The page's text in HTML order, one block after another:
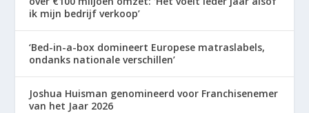
ik mijn bedrijf verkoop’
‘Bed-in-a-box domineert Europese matraslabels,
ondanks nationale verschillen’
Joshua Huisman genomineerd voor Franchisenemer
van het Jaar 2026